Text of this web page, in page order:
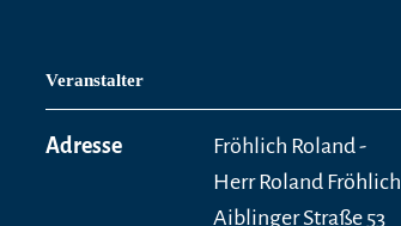
Veranstalter
Adresse
Fröhlich Roland -
Herr Roland Fröhlich
Aiblinger Straße 53